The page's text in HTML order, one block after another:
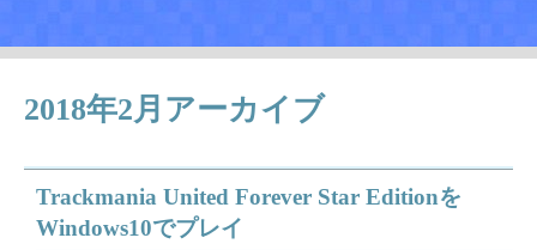
2018年2月アーカイブ
Trackmania United Forever Star Editionを
Windows10でプレイ